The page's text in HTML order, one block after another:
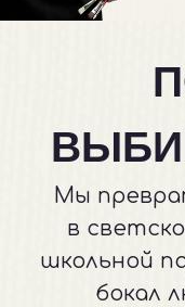
Опыт и
За 10 лет
более 5000
Наши
как
вещи